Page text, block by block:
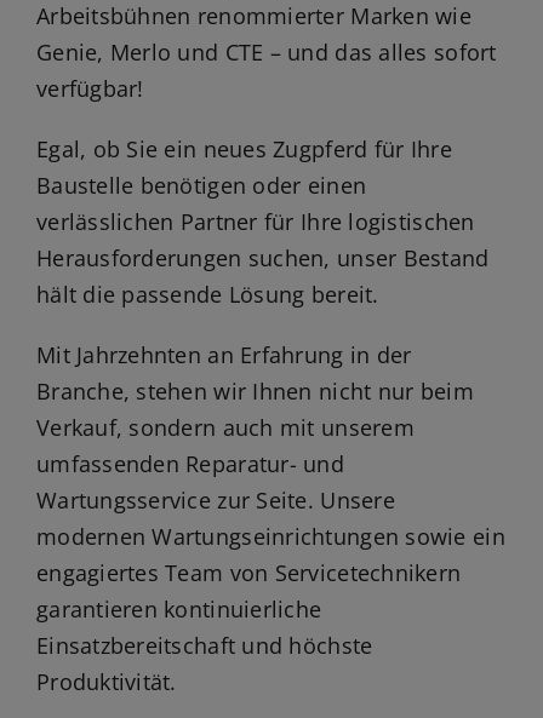
Arbeitsbühnen renommierter Marken wie
Genie, Merlo und CTE – und das alles sofort
verfügbar!
Egal, ob Sie ein neues Zugpferd für Ihre
Baustelle benötigen oder einen
verlässlichen Partner für Ihre logistischen
Herausforderungen suchen, unser Bestand
hält die passende Lösung bereit.
Mit Jahrzehnten an Erfahrung in der
Branche, stehen wir Ihnen nicht nur beim
Verkauf, sondern auch mit unserem
umfassenden Reparatur- und
Wartungsservice zur Seite. Unsere
modernen Wartungseinrichtungen sowie ein
engagiertes Team von Servicetechnikern
garantieren kontinuierliche
Einsatzbereitschaft und höchste
Produktivität.